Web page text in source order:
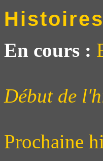
Histoires
En cours :
Début de
Prochaine